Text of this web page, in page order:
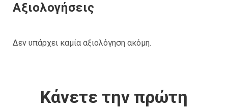
Αξιολογήσεις
Δεν υπάρχει καμία αξιολόγηση ακόμη.
Κάνετε την πρώτη